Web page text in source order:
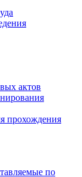
актов
прохождения
по